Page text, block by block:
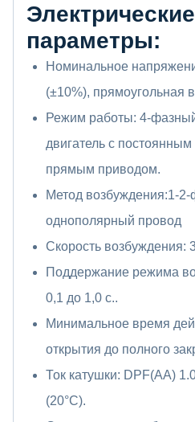
Электрические
параметры:
Номинальное
(±10%), прямоугольная
Режим работы: 4-
двигатель с
прямым приводом.
Метод возбуждения:1-
однополярный провод
Скорость возбуждения:
Поддержание режима
0,1 до 1,0 с..
Минимальное время
открытия до полного
Ток катушки: DPF(AA)
(20°C).